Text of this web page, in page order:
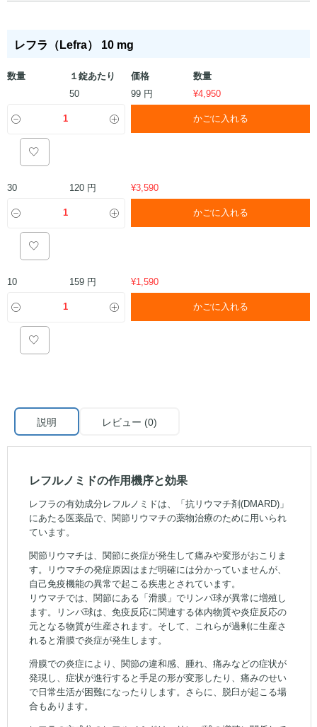
レフラ（Lefra） 10 mg
数量 １錠あたり 価格
数量
50
99 円 ¥4,950
かごに入れる
30 120 円 ¥3,590
かごに入れる
10 159 円 ¥1,590
かごに入れる
説明 レビュー (0)
レフルノミドの作用機序と効果
レフラの有効成分レフルノミドは、「抗リウマチ剤(DMARD)」
にあたる医薬品で、関節リウマチの薬物治療のために用いられ
ています。
関節リウマチは、関節に炎症が発生して痛みや変形がおこりま
す。リウマチの発症原因はまだ明確には分かっていませんが、
自己免疫機能の異常で起こる疾患とされています。
リウマチでは、関節にある「滑膜」でリンパ球が異常に増殖し
ます。リンパ球は、免疫反応に関連する体内物質や炎症反応の
元となる物質が生産されます。そして、これらが過剰に生産さ
れると滑膜で炎症が発生します。
滑膜での炎症により、関節の違和感、腫れ、痛みなどの症状が
発現し、症状が進行すると手足の形が変形したり、痛みのせい
で日常生活が困難になったりします。さらに、脱臼が起こる場
合もあります。